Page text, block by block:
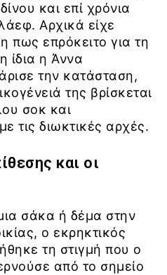
και επί χρόνια
Αρχικά είχε
πως επρόκειτο για τη
ίδια η Άννα
την κατάσταση,
της βρίσκεται
σοκ και
τις διωκτικές αρχές.
και οι
σάκα ή δέμα στην
ο εκρηκτικός
τη στιγμή που ο
από το σημείο